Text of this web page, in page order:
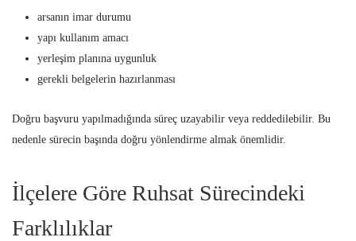
arsanın imar durumu
yapı kullanım amacı
yerleşim planına uygunluk
gerekli belgelerin hazırlanması
Doğru başvuru yapılmadığında süreç uzayabilir veya reddedilebilir. Bu
nedenle sürecin başında doğru yönlendirme almak önemlidir.
İlçelere Göre Ruhsat Sürecindeki
Farklılıklar